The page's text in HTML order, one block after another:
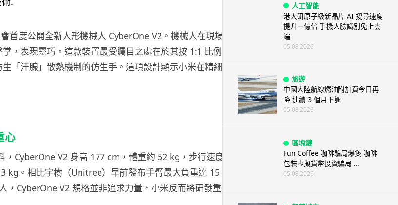
首度公開全新人形機械人 CyberOne V2。機械人在現場為
，表現靈巧。這款裝置最受矚目之處在於其按 1:1 比例仿
「汗腺」散熱機制的仿生手。這項設計顯示小米在精細操
心
CyberOne V2 身高 177 cm，體重約 52 kg，步行速度每
kg。相比宇樹（Unitree）早前發布手臂最大負重達 15
，CyberOne V2 規格並非追求力量，小米反而將研發重心
人工智能
港大研原子級新晶片 AI 搜尋速度
提升一億倍 手機人臉識別免上雲
端
05.08.2026
旅遊
中國大陸航線燃油附加費今日再
降 連續 3 個月下調
05.08.2026
區塊鏈
Fun Coffee 咖啡騙局爆煲 咖啡
包裝虛擬貨幣投資騙局 ...
05.08.2026